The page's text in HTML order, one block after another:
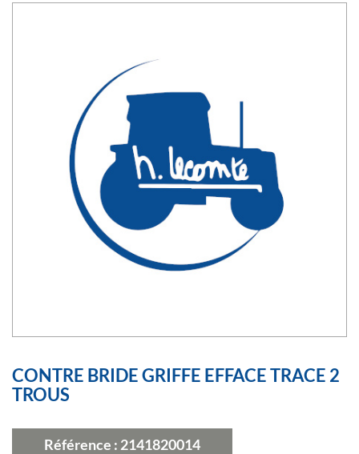
CONTRE BRIDE GRIFFE EFFACE TRACE 2
TROUS
Référence : 2141820014